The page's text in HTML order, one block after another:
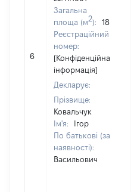
6
Загальна
площа (м2):
18
Реєстраційний
номер:
[Конфіденційна
інформація]
Декларує:
Прізвище:
Ковальчук
Ім'я:
Ігор
По батькові (за
наявності):
Васильович